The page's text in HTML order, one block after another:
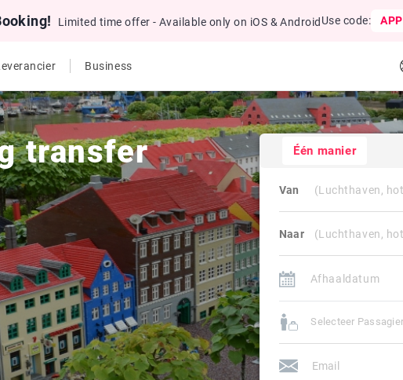
Limited time offer - Available only on iOS & Android Use code:
Business
transfer
Één manier
Van
Naar
Selecteer